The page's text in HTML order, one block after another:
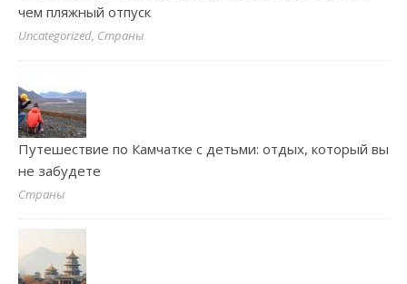
чем пляжный отпуск
Uncategorized, Страны
Путешествие по Камчатке с детьми: отдых, который вы
не забудете
Страны